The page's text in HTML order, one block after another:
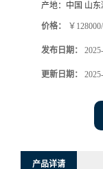
产地： 中国 山东
价格： ￥
发布日期：
更新日期：
产品详请